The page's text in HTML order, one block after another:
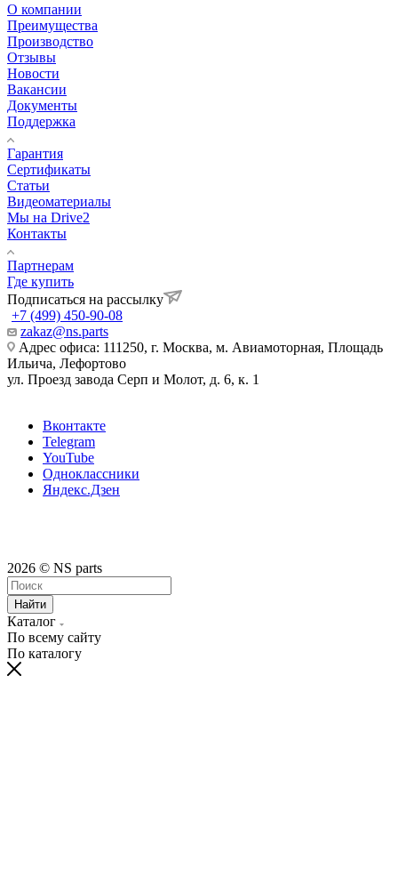
О компании
Преимущества
Производство
Отзывы
Новости
Вакансии
Документы
Поддержка
Гарантия
Сертификаты
Статьи
Видеоматериалы
Мы на Drive2
Контакты
Партнерам
Где купить
Подписаться на рассылку
+7 (499) 450-90-08
zakaz@ns.parts
Адрес офиса: 111250, г. Москва, м. Авиамоторная, Площадь
Ильича, Лефортово
ул. Проезд завода Серп и Молот, д. 6, к. 1
Вконтакте
Telegram
YouTube
Одноклассники
Яндекс.Дзен
2026 © NS parts
Найти
Каталог
По всему сайту
По каталогу